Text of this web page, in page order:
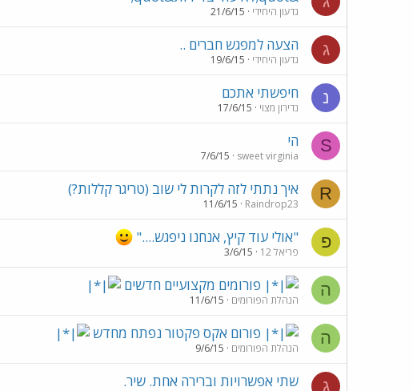
גדעון היחידי 21/6/15
ג הצעה למפגש חברים ..
גדעון היחידי 19/6/15
נ חיפשתי אתכם
נדירון מצוי 17/6/15
S הי
sweet virginia
7/6/15
R איך נתתי לזה לקרות לי שוב (טריגר קללות?)
Raindrop23
11/6/15
פ "אולי עוד קיץ, אנחנו ניפגש...."
פריאל 12 3/6/15
ה פורומים מקצועיים חדשים
הנהלת הפורומים 11/6/15
ה פורום אקס פקטור נפתח מחדש
הנהלת הפורומים 9/6/15
ג שתי אפשרויות וברירה אחת. שיר.